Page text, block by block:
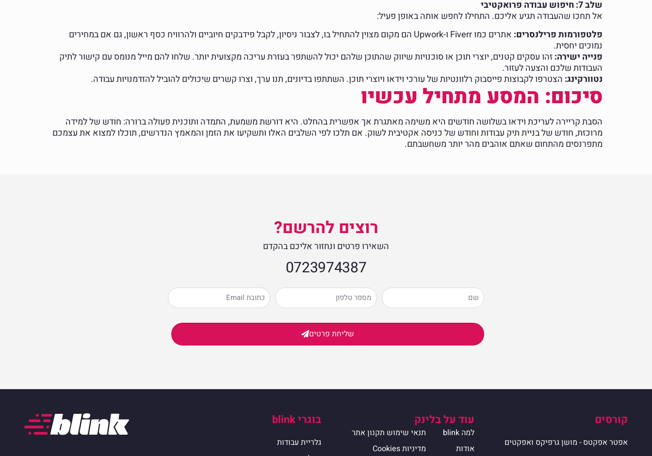
שלב 7: חיפוש עבודה פרואקטיבי
אל תחכו שהעבודה תגיע אליכם. התחילו לחפש אותה באופן פעיל:
פלטפורמות פרילנסרים:
אתרים כמו Fiverr ו-Upwork הם מקום מצוין להתחיל בו, לצבור ניסיון, לקבל פידבקים חיוביים ולהרוויח כסף ראשון, גם אם במחירים
נמוכים יחסית.
פנייה ישירה:זהו עסקים קטנים, יוצרי תוכן או סוכנויות שיווק שהתוכן שלהם יכול להשתפר בעזרת עריכה מקצועית יותר. שלחו להם מייל מנומס עם קישור לתיק
העבודות שלכם והצעה לעזור.
נטוורקינג: הצטרפו לקבוצות פייסבוק רלוונטיות של עורכי וידאו ויוצרי תוכן. השתתפו בדיונים, תנו ערך, וצרו קשרים שיכולים להוביל להזדמנויות עבודה.
סיכום: המסע מתחיל עכשיו
הסבת קריירה לעריכת וידאו בשלושה חודשים היא משימה מאתגרת אך אפשרית בהחלט. היא דורשת משמעת, התמדה ותוכנית פעולה ברורה: חודש של למידה
מרוכזת, חודש של בניית תיק עבודות וחודש של כניסה אקטיבית לשוק. אם תלכו לפי השלבים האלו ותשקיעו את הזמן והמאמץ הנדרשים, תוכלו למצוא את עצמכם
מתפרנסים מהתחום שאתם אוהבים מהר יותר משחשבתם.
רוצים להרשם?
השאירו פרטים ונחזור אליכם בהקדם
0723974387​
שליחת פרטים
קורסים
אפטר אפקטס - מושן גרפיקס ואפקטים
עוד על בלינק
למה blink
אודות
תנאי שימוש תקנון אתר
מדיניות Cookies
בוגרי blink
גלריית עבודות